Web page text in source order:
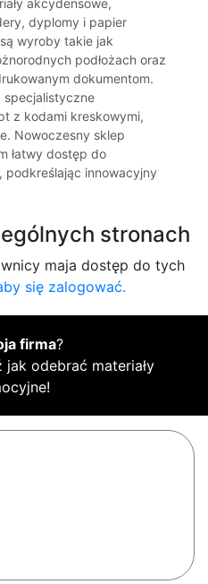
akcydensowe,
dyplomy i papier
wyroby takie jak
podłożach oraz
dokumentom.
specjalistyczne
z kodami kreskowymi,
Nowoczesny sklep
łatwy dostęp do
podkreślając innowacyjny
stronach
maja dostęp do tych
się zalogować.
firma?
jak odebrać materiały